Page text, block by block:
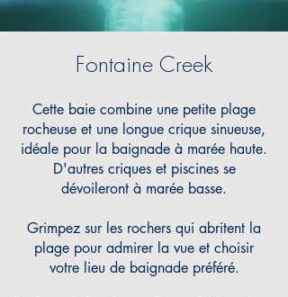
Fontaine Creek
Cette baie combine une petite plage
rocheuse et une longue crique sinueuse,
idéale pour la baignade à marée haute.
D'autres criques et piscines se
dévoileront à marée basse.
Grimpez sur les rochers qui abritent la
plage pour admirer la vue et choisir
votre lieu de baignade préféré.